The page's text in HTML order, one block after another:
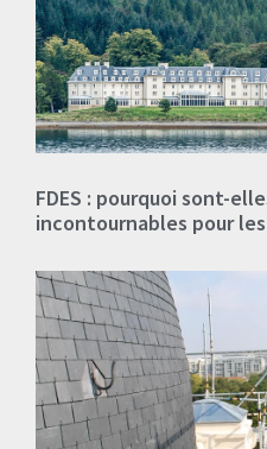
FDES : pourquoi sont-
incontournables pour